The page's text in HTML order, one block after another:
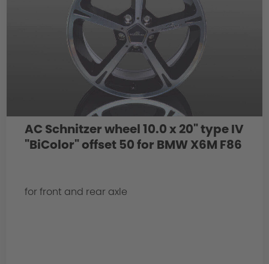
AC Schnitzer wheel 10.0 x 20" type IV
"BiColor" offset 50 for BMW X6M F86
for front and rear axle